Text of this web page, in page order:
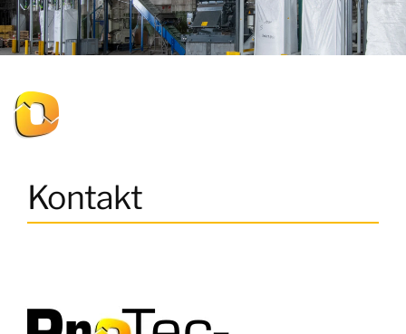
Kontakt